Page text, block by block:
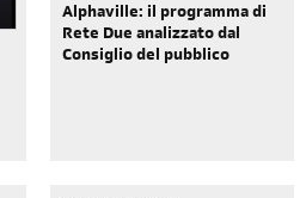
Alphaville: il programma di
Rete Due analizzato dal
Consiglio del pubblico